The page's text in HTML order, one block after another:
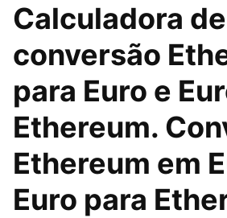
Calculadora de
conversão
para Euro e
Ethereum.
Ethereum em
Euro para